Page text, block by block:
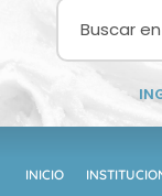
INICIO